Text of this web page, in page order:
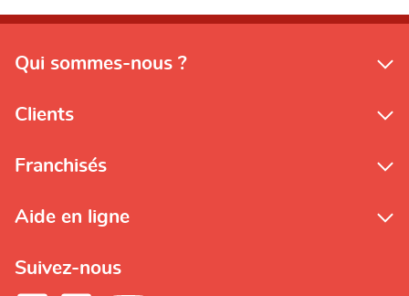
Qui sommes-nous ?
Clients
Franchisés
Aide en ligne
Suivez-nous